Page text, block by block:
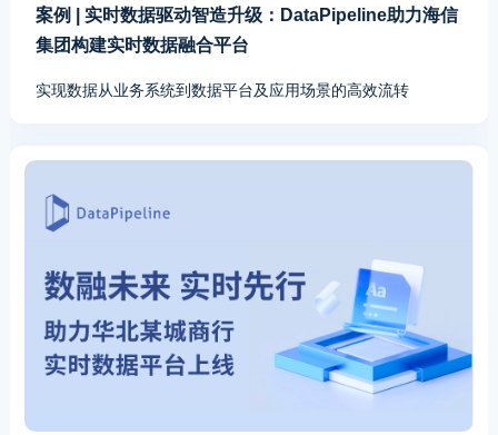
案例 | 实时数据驱动智造升级：DataPipeline助力海信
集团构建实时数据融合平台
实现数据从业务系统到数据平台及应用场景的高效流转